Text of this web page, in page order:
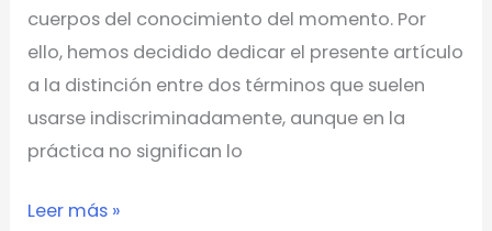
cuerpos del conocimiento del momento. Por
ello, hemos decidido dedicar el presente artículo
a la distinción entre dos términos que suelen
usarse indiscriminadamente, aunque en la
práctica no significan lo
Leer más »